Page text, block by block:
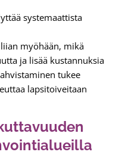
systemaattista
myöhään, mikä
ja lisää kustannuksia
tukee
lapsitoiveitaan